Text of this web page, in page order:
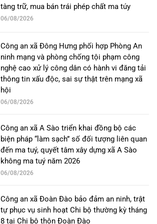
tàng trữ, mua bán trái phép chất ma túy
06/08/2026
Công an xã Đông Hưng phối hợp Phòng An
ninh mạng và phòng chống tội phạm công
nghệ cao xử lý công dân có hành vi đăng tải
thông tin xấu độc, sai sự thật trên mạng xã
hội
06/08/2026
Công an xã A Sào triển khai đồng bộ các
biện pháp “làm sạch” số đối tượng liên quan
đến ma tuý, quyết tâm xây dựng xã A Sào
không ma tuý năm 2026
06/08/2026
Công an xã Đoàn Đào bảo đảm an ninh, trật
tự phục vụ sinh hoạt Chi bộ thường kỳ tháng
8 tại Chi bộ thôn Đoàn Đào